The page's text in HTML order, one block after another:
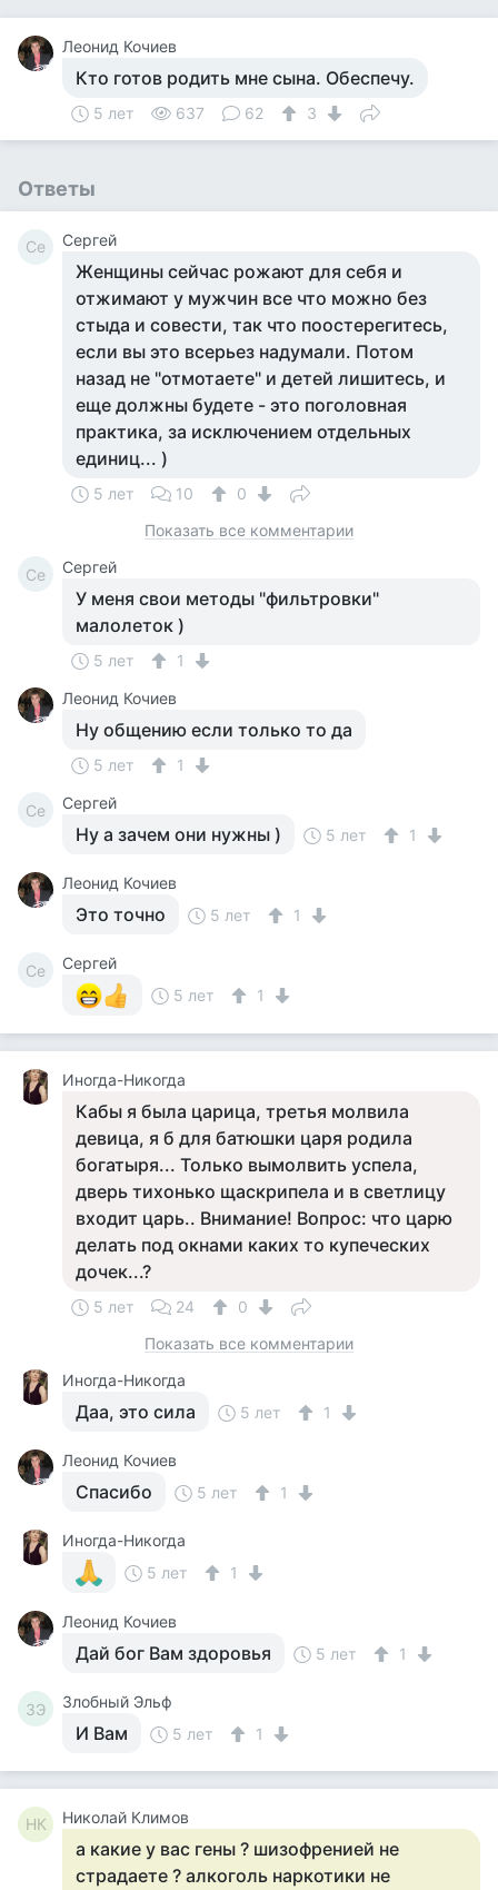
Леонид Кочиев
Кто готов родить мне сына. Обеспечу.
5 лет 637 62 3
Ответы
Се Сергей
Женщины сейчас рожают для себя и
отжимают у мужчин все что можно без
стыда и совести, так что поостерегитесь,
если вы это всерьез надумали. Потом
назад не "отмотаете" и детей лишитесь, и
еще должны будете - это поголовная
практика, за исключением отдельных
единиц... )
5 лет 10
0
Показать все комментарии
Се Сергей
У меня свои методы "фильтровки"
малолеток )
5 лет
1
Леонид Кочиев
Ну общению если только то да
5 лет 1
Се Сергей
Ну а зачем они нужны ) 5 лет 1
Леонид Кочиев
Это точно 5 лет 1
Се
Сергей
5 лет
1
Иногда-Никогда
Кабы я была царица, третья молвила
девица, я б для батюшки царя родила
богатыря... Только вымолвить успела,
дверь тихонько щаскрипела и в светлицу
входит царь.. Внимание! Вопрос: что царю
делать под окнами каких то купеческих
дочек...?
5 лет 24
0
Показать все комментарии
Иногда-Никогда
Даа, это сила 5 лет 1
Леонид Кочиев
Спасибо 5 лет 1
Иногда-Никогда
5 лет
1
Леонид Кочиев
Дай бог Вам здоровья 5 лет 1
ЗЭ Злобный Эльф
И Вам 5 лет 1
НК Николай Климов
а какие у вас гены ? шизофренией не
страдаете ? алкоголь наркотики не